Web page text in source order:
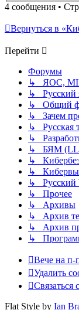
4 сообщения •
Вернуться в
Перейти
Форумы
↳ ЯОС,
↳ Русский
↳ Общий
↳ Зачем
↳ Русская
↳
↳ БЯМ
↳
↳
↳ Русский
↳ Прочее
↳ Архивы
↳ Архив
↳ Архив
↳
Вече на п-
Удалить
Связаться
Flat Style by Ian